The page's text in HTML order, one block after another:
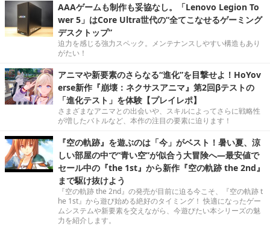
AAAゲームも制作も妥協なし。「Lenovo Legion To
wer 5」はCore Ultra世代の“全てこなせるゲーミング
デスクトップ”
迫力を感じる強力スペック。メンテナンスしやすい構造もあり
がたい！
アニマや新要素のさらなる“進化”を目撃せよ！HoYov
erse新作『崩壊：ネクサスアニマ』第2回βテストの
「進化テスト」を体験【プレイレポ】
さまざまなアニマとの出会いや、スキルによってさらに戦略性
が増したバトルなど、本作の注目の要素に迫ります！
『空の軌跡』を遊ぶのは「今」がベスト！暑い夏、涼
しい部屋の中で“青い空”が似合う大冒険へ―最安値で
セール中の『the 1st』から新作『空の軌跡 the 2nd』
まで駆け抜けよう
『空の軌跡 the 2nd』の発売が目前に迫る今こそ、『空の軌跡 t
he 1st』から遊び始める絶好のタイミング！ 快適になったゲー
ムシステムや新要素を交えながら、今遊びたい本シリーズの魅
力を紹介します。